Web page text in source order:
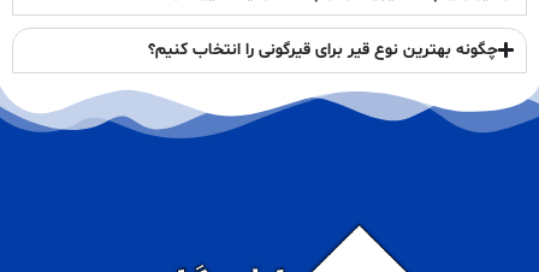
چگونه بهترین نوع قیر برای قیرگونی را انتخاب کنیم؟